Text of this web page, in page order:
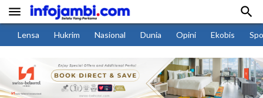
 
Lensa Hukrim Nasional Dunia Opini Ekobis